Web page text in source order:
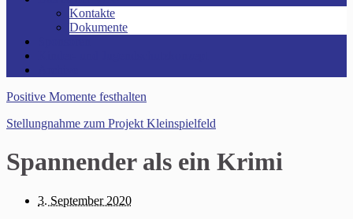
Kontakte
Dokumente
Positive Momente festhalten
Stellungnahme zum Projekt Kleinspielfeld
Spannender als ein Krimi
3. September 2020